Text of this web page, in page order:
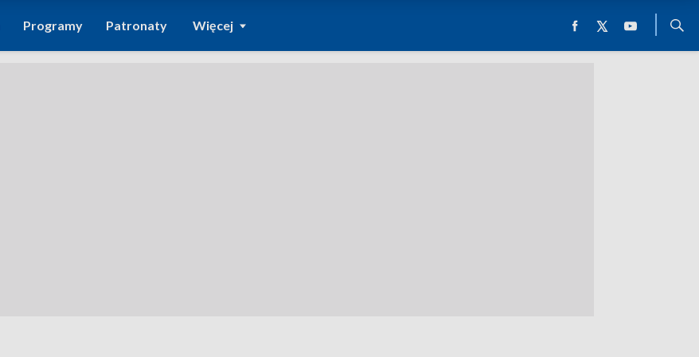
Programy Patronaty Więcej